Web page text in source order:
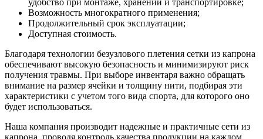
Возможность многократного применения;
Продолжительный срок эксплуатации;
Доступная стоимость.
Благодаря технологии безузлового плетения сетки из капрона
обеспечивают высокую безопасность и минимизируют риск
получения травмы. При выборе инвентаря важно обращать
внимание на размер ячейки и толщину нити, подбирая эти
характеристики с учетом того вида спорта, для которого оно
будет использоваться.
Наша компания производит надежные и практичные сети из
капрона, проводя контроль качества продукции на каждом